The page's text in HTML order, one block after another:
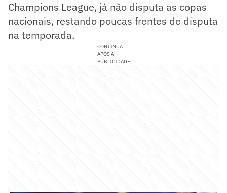
Champions League, já não disputa as copas
nacionais, restando poucas frentes de disputa
na temporada.
CONTINUA
APÓS A
PUBLICIDADE